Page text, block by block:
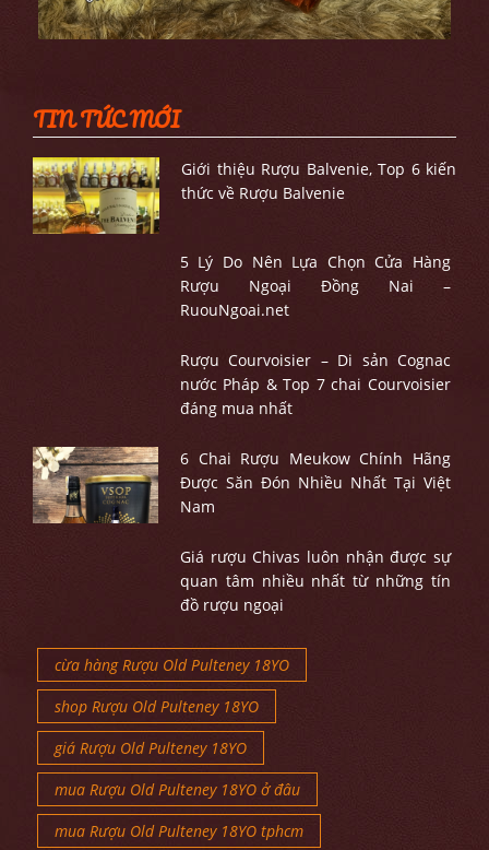
TIN TỨC MỚI
Giới thiệu Rượu Balvenie, Top 6 kiến
thức về Rượu Balvenie
5 Lý Do Nên Lựa Chọn Cửa Hàng
Rượu Ngoại Đồng Nai –
RuouNgoai.net
Rượu Courvoisier – Di sản Cognac
nước Pháp & Top 7 chai Courvoisier
đáng mua nhất
6 Chai Rượu Meukow Chính Hãng
Được Săn Đón Nhiều Nhất Tại Việt
Nam
Giá rượu Chivas luôn nhận được sự
quan tâm nhiều nhất từ những tín
đồ rượu ngoại
cừa hàng Rượu Old Pulteney 18YO
shop Rượu Old Pulteney 18YO
giá Rượu Old Pulteney 18YO
mua Rượu Old Pulteney 18YO ở đâu
mua Rượu Old Pulteney 18YO tphcm